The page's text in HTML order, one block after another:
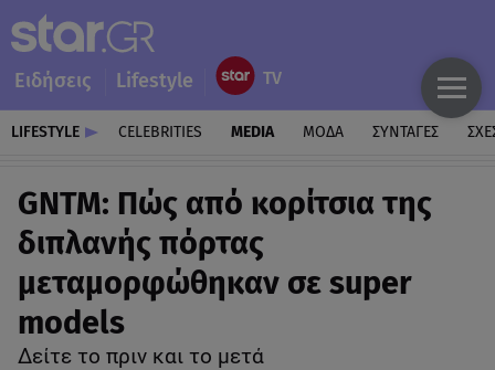
Ειδήσεις Lifestyle
LIFESTYLE CELEBRITIES MEDIA ΜΟΔΑ ΣΥΝΤΑΓΕΣ
GNTM: Πώς από κορίτσια της
διπλανής πόρτας
μεταμορφώθηκαν σε super
models
Δείτε το πριν και το μετά